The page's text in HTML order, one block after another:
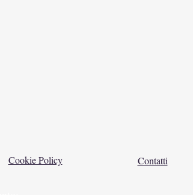
Cookie Policy Contatti